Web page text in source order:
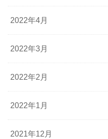
2022年4月
2022年3月
2022年2月
2022年1月
2021年12月